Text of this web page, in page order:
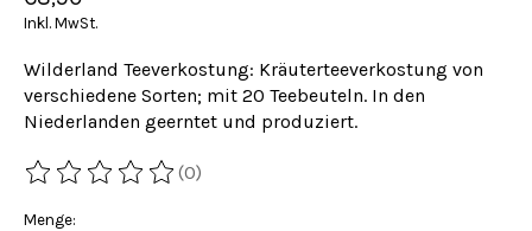
Inkl. MwSt.
Wilderland Teeverkostung: Kräuterteeverkostung von
verschiedene Sorten; mit 20 Teebeuteln. In den
Niederlanden geerntet und produziert.
Die Bewertung dieses Produkts ist
(0)
Menge: